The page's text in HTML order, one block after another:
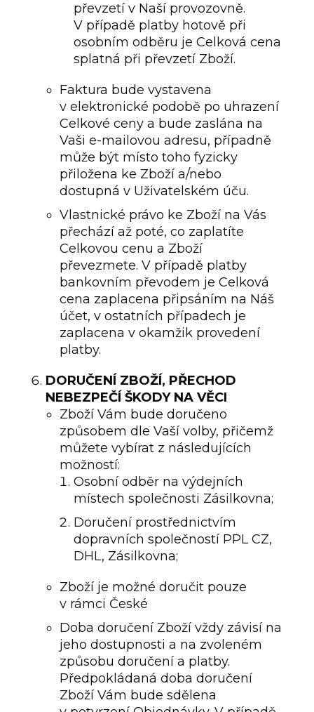
převzetí v Naší provozovně.
V případě platby hotově při
osobním odběru je Celková cena
splatná při převzetí Zboží.
Faktura bude vystavena
v elektronické podobě po uhrazení
Celkové ceny a bude zaslána na
Vaši e-mailovou adresu, případně
může být místo toho fyzicky
přiložena ke Zboží a/nebo
dostupná v Uživatelském úču.
Vlastnické právo ke Zboží na Vás
přechází až poté, co zaplatíte
Celkovou cenu a Zboží
převezmete. V případě platby
bankovním převodem je Celková
cena zaplacena připsáním na Náš
účet, v ostatních případech je
zaplacena v okamžik provedení
platby.
DORUČENÍ ZBOŽÍ, PŘECHOD
NEBEZPEČÍ ŠKODY NA VĚCI
Zboží Vám bude doručeno
způsobem dle Vaší volby, přičemž
můžete vybírat z následujících
možností:
Osobní odběr na výdejních
místech společnosti Zásilkovna;
Doručení prostřednictvím
dopravních společností PPL CZ,
DHL, Zásilkovna;
Zboží je možné doručit pouze
v rámci České
Doba doručení Zboží vždy závisí na
jeho dostupnosti a na zvoleném
způsobu doručení a platby.
Předpokládaná doba doručení
Zboží Vám bude sdělena